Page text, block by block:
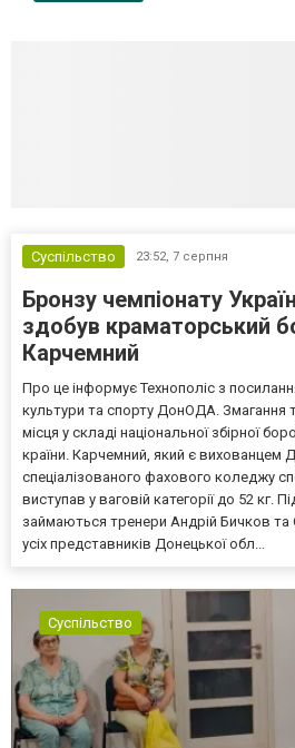
Суспільство 23:52, 7 серпня
Бронзу чемпіонату
здобув краматорський
Карчемний
Про це інформує Технополіс з
культури та спорту ДонОДА. Змагання
місця у складі національної збірної
країни. Карчемний, який є вихованцем
спеціалізованого фахового коледжу
виступав у ваговій категорії до 52 кг.
займаються тренери Андрій Бичков
усіх представників Донецької обл...
Суспільство